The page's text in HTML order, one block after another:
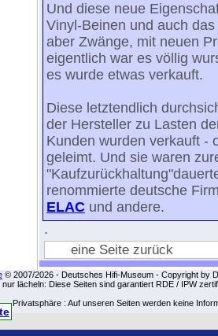
Und diese neue
Vinyl-Beinen und auch
aber Zwänge, mit neuen
eigentlich war es völlig
es wurde etwas verkauft.
Diese letztendlich
der Hersteller zu Lasten
Kunden wurden verkauft -
geleimt. Und sie waren
renommierte deutsche
ELAC und andere.
.
eine Seite zurück
© 2007/2026 - Deutsches Hifi-Museum - Copyright by
nur lächeln: Diese Seiten sind garantiert RDE / IPW
Privatsphäre : Auf unseren Seiten werden keine